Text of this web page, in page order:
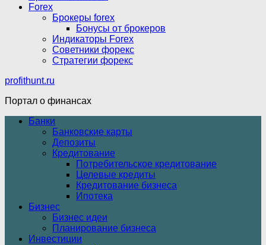
Forex
Брокеры forex
Бонусы от брокеров
Индикаторы Forex
Советники форекс
Стратегии форекс
profithunt.ru
Портал о финансах
Банки
Банковские карты
Депозиты
Кредитование
Потребительское кредитование
Целевые кредиты
Кредитование бизнеса
Ипотека
Бизнес
Бизнес идеи
Планирование бизнеса
Инвестиции